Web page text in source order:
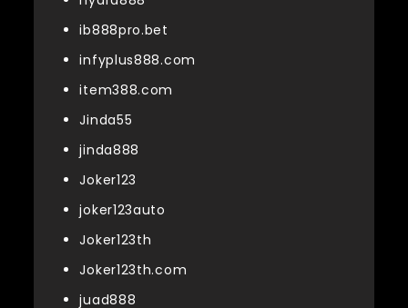
ib888pro.bet
infyplus888.com
item388.com
Jinda55
jinda888
Joker123
joker123auto
Joker123th
Joker123th.com
juad888